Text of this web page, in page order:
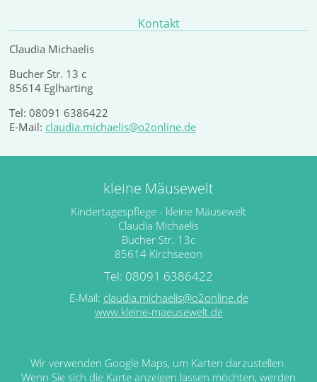
Kontakt
Claudia Michaelis
Bucher Str. 13 c
85614 Eglharting
Tel: 08091 6386422
E-Mail: claudia.michaelis@o2online.de
kleine Mäusewelt
Kindertagespflege - kleine Mäusewelt
Claudia Michaelis
Bucher Str. 13c
85614 Kirchseeon
Tel: 08091 6386422
E-Mail: claudia.michaelis@o2online.de
www.kleine-maeusewelt.de
Wir verwenden Google Maps, um Karten darzustellen.
Wenn Sie sich die Karte anzeigen lassen möchten, werden